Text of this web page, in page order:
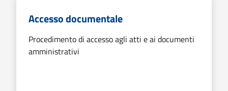
Accesso documentale
Procedimento di accesso agli atti e ai documenti
amministrativi